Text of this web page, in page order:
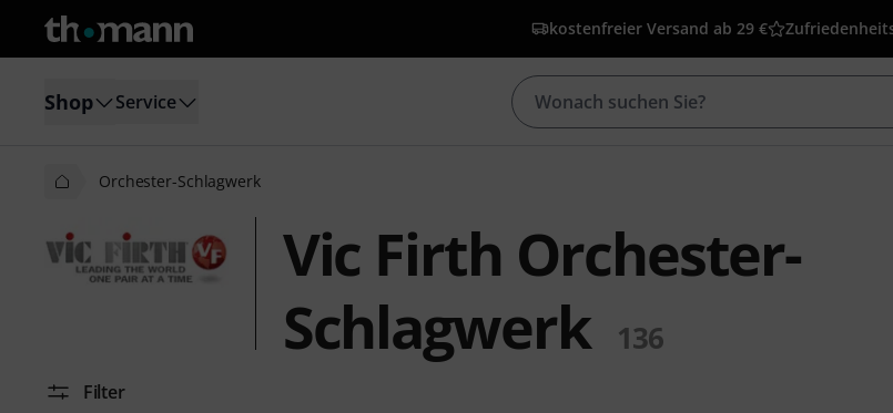
kostenfreier Versand ab 29 €
Shop Service
Orchester-Schlagwerk
Vic Firth Orchester-
Schlagwerk
136
Filter